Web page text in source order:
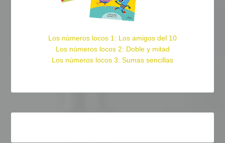
Los números locos 1: Los amigos del 10
Los números locos 2: Doble y mitad
Los números locos 3: Sumas sencillas